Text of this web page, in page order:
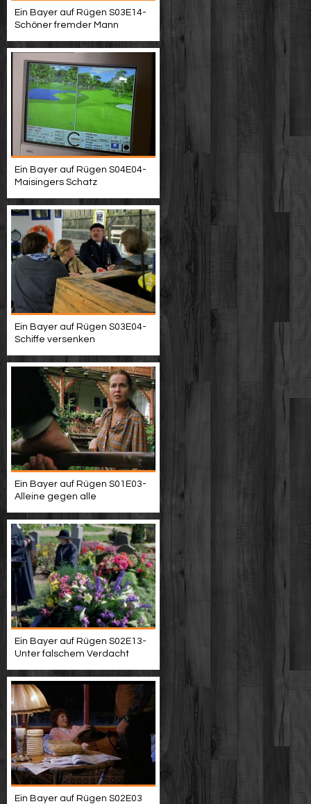
Ein Bayer auf Rügen S03E14-
Schöner fremder Mann
Ein Bayer auf Rügen S04E04-
Maisingers Schatz
Ein Bayer auf Rügen S03E04-
Schiffe versenken
Ein Bayer auf Rügen S01E03-
Alleine gegen alle
Ein Bayer auf Rügen S02E13-
Unter falschem Verdacht
Ein Bayer auf Rügen S02E03